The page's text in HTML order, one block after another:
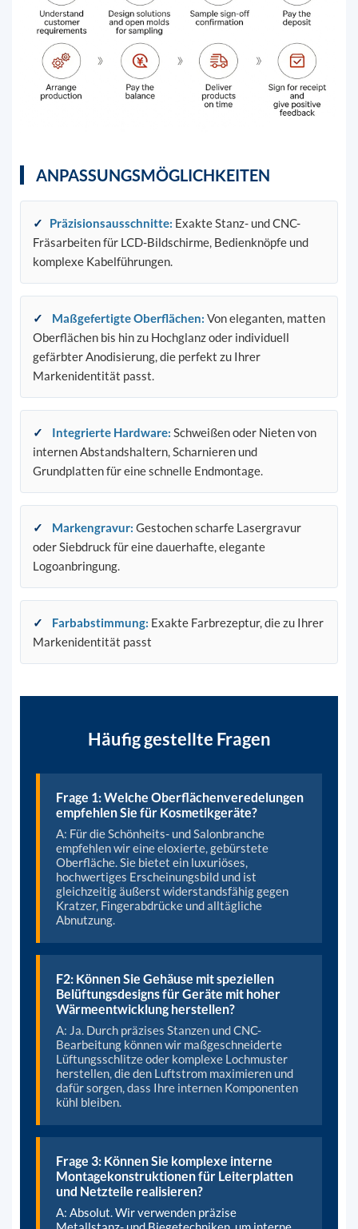
ANPASSUNGSMÖGLICHKEITEN
✓ Präzisionsausschnitte: Exakte Stanz- und CNC-
Fräsarbeiten für LCD-Bildschirme, Bedienknöpfe und
komplexe Kabelführungen.
✓ Maßgefertigte Oberflächen: Von eleganten, matten
Oberflächen bis hin zu Hochglanz oder individuell
gefärbter Anodisierung, die perfekt zu Ihrer
Markenidentität passt.
✓ Integrierte Hardware: Schweißen oder Nieten von
internen Abstandshaltern, Scharnieren und
Grundplatten für eine schnelle Endmontage.
✓ Markengravur: Gestochen scharfe Lasergravur
oder Siebdruck für eine dauerhafte, elegante
Logoanbringung.
✓ Farbabstimmung: Exakte Farbrezeptur, die zu Ihrer
Markenidentität passt
Häufig gestellte Fragen
Frage 1: Welche Oberflächenveredelungen
empfehlen Sie für Kosmetikgeräte?
A: Für die Schönheits- und Salonbranche
empfehlen wir eine eloxierte, gebürstete
Oberfläche. Sie bietet ein luxuriöses,
hochwertiges Erscheinungsbild und ist
gleichzeitig äußerst widerstandsfähig gegen
Kratzer, Fingerabdrücke und alltägliche
Abnutzung.
F2: Können Sie Gehäuse mit speziellen
Belüftungsdesigns für Geräte mit hoher
Wärmeentwicklung herstellen?
A: Ja. Durch präzises Stanzen und CNC-
Bearbeitung können wir maßgeschneiderte
Lüftungsschlitze oder komplexe Lochmuster
herstellen, die den Luftstrom maximieren und
dafür sorgen, dass Ihre internen Komponenten
kühl bleiben.
Frage 3: Können Sie komplexe interne
Montagekonstruktionen für Leiterplatten
und Netzteile realisieren?
A: Absolut. Wir verwenden präzise